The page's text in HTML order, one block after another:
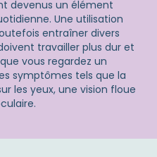
devenus un élément
Une utilisation
entraîner divers
travailler plus dur et
vous regardez un
symptômes tels que la
les yeux, une vision floue